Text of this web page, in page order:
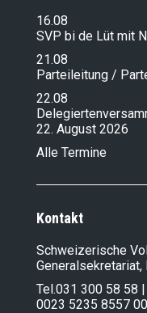
16.08
SVP bi de Lüt mit
21.08
Parteileitung /
22.08
22. August 2026
Alle Termine
Kontakt
Schweizerische
Tel.031 300 58 58
0023 5235 8557